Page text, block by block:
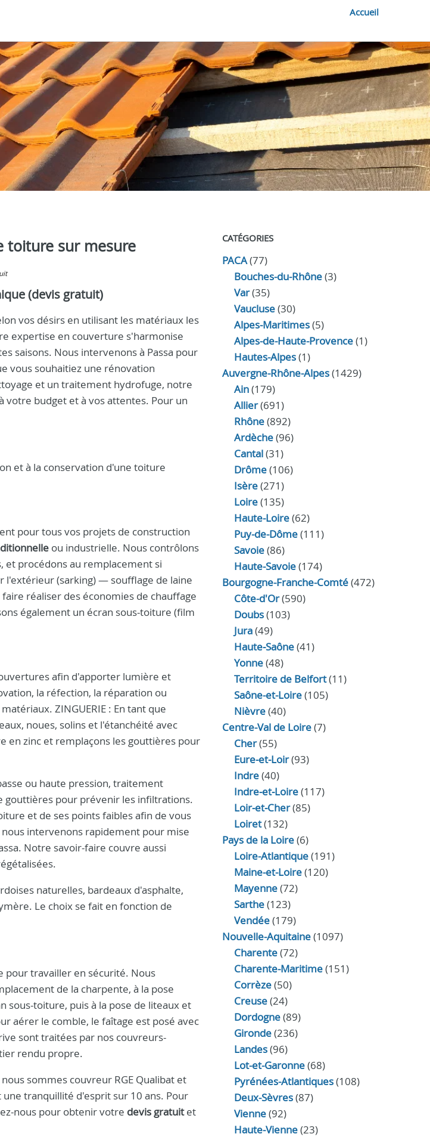
Accueil
toiture sur mesure
(devis gratuit)
vos désirs en utilisant les matériaux les
expertise en couverture s'harmonise
saisons. Nous intervenons à Passa pour
vous souhaitiez une rénovation
et un traitement hydrofuge, notre
votre budget et à vos attentes. Pour un
et à la conservation d'une toiture
pour tous vos projets de construction
ou industrielle. Nous contrôlons
et procédons au remplacement si
l'extérieur (sarking) — soufflage de laine
réaliser des économies de chauffage
également un écran sous-toiture (film
afin d'apporter lumière et
la réfection, la réparation ou
ZINGUERIE : En tant que
noues, solins et l'étanchéité avec
en zinc et remplaçons les gouttières pour
ou haute pression, traitement
gouttières pour prévenir les infiltrations.
et de ses points faibles afin de vous
intervenons rapidement pour mise
Notre savoir-faire couvre aussi
naturelles, bardeaux d'asphalte,
Le choix se fait en fonction de
pour travailler en sécurité. Nous
de la charpente, à la pose
sous-toiture, puis à la pose de liteaux et
aérer le comble, le faîtage est posé avec
sont traitées par nos couvreurs-
rendu propre.
sommes couvreur RGE Qualibat et
une tranquillité d'esprit sur 10 ans. Pour
nous pour obtenir votre devis gratuitet
CATÉGORIES
PACA(77)
Bouches-du-Rhône(3)
Var(35)
Vaucluse(30)
Alpes-Maritimes(5)
Alpes-de-Haute-Provence(1)
Hautes-Alpes(1)
Auvergne-Rhône-Alpes(1429)
Ain(179)
Allier(691)
Rhône(892)
Ardèche(96)
Cantal(31)
Drôme(106)
Isère(271)
Loire(135)
Haute-Loire(62)
Puy-de-Dôme(111)
Savoie(86)
Haute-Savoie(174)
Bourgogne-Franche-Comté(472)
Côte-d'Or(590)
Doubs(103)
Jura(49)
Haute‑Saône(41)
Yonne(48)
Territoire de Belfort(11)
Saône-et-Loire(105)
Nièvre(40)
Centre-Val de Loire(7)
Cher(55)
Eure‑et‑Loir(93)
Indre(40)
Indre‑et‑Loire(117)
Loir‑et‑Cher(85)
Loiret(132)
Pays de la Loire(6)
Loire-Atlantique(191)
Maine-et-Loire(120)
Mayenne(72)
Sarthe(123)
Vendée(179)
Nouvelle-Aquitaine(1097)
Charente(72)
Charente-Maritime(151)
Corrèze(50)
Creuse(24)
Dordogne(89)
Gironde(236)
Landes(96)
Lot-et-Garonne(68)
Pyrénées-Atlantiques(108)
Deux-Sèvres(87)
Vienne(92)
Haute-Vienne(23)